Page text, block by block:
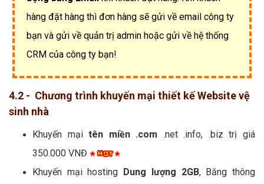
hàng đặt hàng thì đơn hàng sẽ gửi về email công ty
bạn và gửi về quản trị admin hoặc gửi về hệ thống
CRM của công ty bạn!
4.2 - Chương trình khuyến mại thiết kế Website vệ
sinh nhà
Khuyến mạitên miền .com .net .info, .biz trị giá
350.000 VNĐ
Khuyến mại hosting Dung lượng 2GB, Băng thông